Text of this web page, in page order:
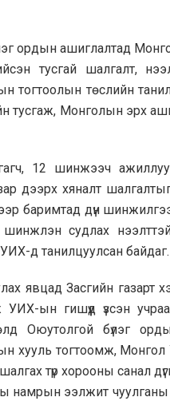
ордын ашиглалтад
тусгай шалгалт,
тогтоолын төслийн
Монголын эрх
12 шинжээч
дээрх хяналт
баримтад дүн
судлах
д танилцуулсан байдаг.
явцад Засгийн газарт
УИХ-ын гишүүд үзсэн
Оюутолгой бүлэг
хууль тогтоомж,
түр хорооны санал
намрын ээлжит чуулганы